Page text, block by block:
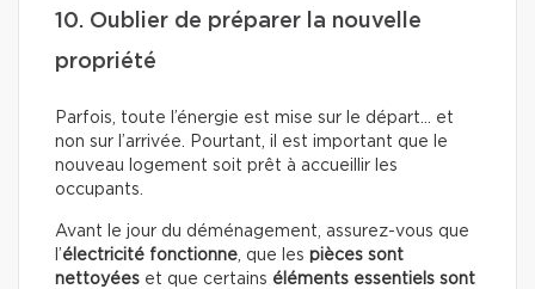
10. Oublier de préparer la nouvelle
propriété
Parfois, toute l’énergie est mise sur le départ… et
non sur l’arrivée. Pourtant, il est important que le
nouveau logement soit prêt à accueillir les
occupants.
Avant le jour du déménagement, assurez-vous que
l’électricité fonctionne, que les pièces sont
nettoyées et que certains éléments essentiels sont